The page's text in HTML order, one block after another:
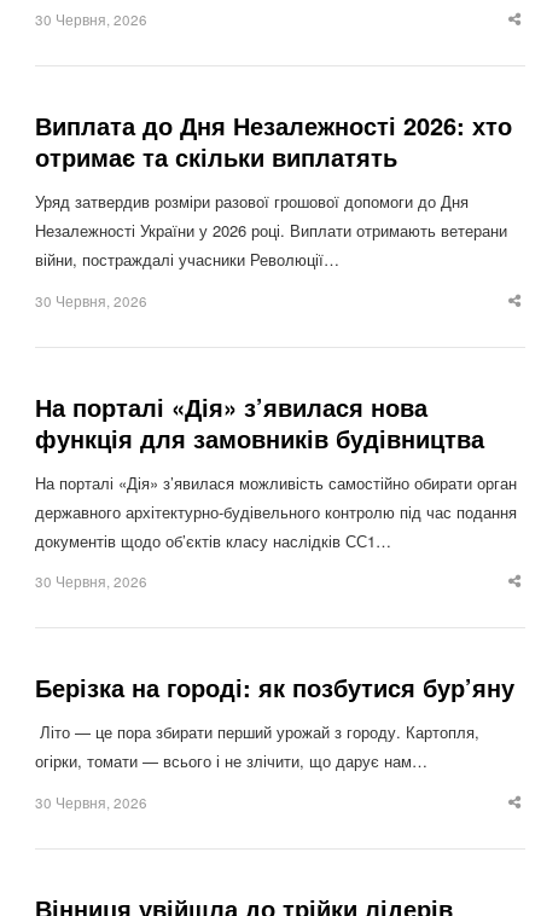
30 Червня, 2026
Виплата до Дня Незалежності 2026: хто
отримає та скільки виплатять
Уряд затвердив розміри разової грошової допомоги до Дня
Незалежності України у 2026 році. Виплати отримають ветерани
війни, постраждалі учасники Революції…
30 Червня, 2026
На порталі «Дія» з’явилася нова
функція для замовників будівництва
На порталі «Дія» з’явилася можливість самостійно обирати орган
державного архітектурно-будівельного контролю під час подання
документів щодо об’єктів класу наслідків СС1…
30 Червня, 2026
Берізка на городі: як позбутися бур’яну
Літо — це пора збирати перший урожай з городу. Картопля,
огірки, томати — всього і не злічити, що дарує нам…
30 Червня, 2026
Вінниця увійшла до трійки лідерів